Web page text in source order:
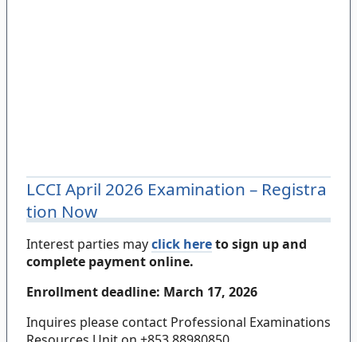
LCCI April 2026 Examination – Registra
tion Now
Interest parties mayclick hereto sign up and
complete payment online.
Enrollment deadline: March 17, 2026
Inquires please contact Professional Examinations